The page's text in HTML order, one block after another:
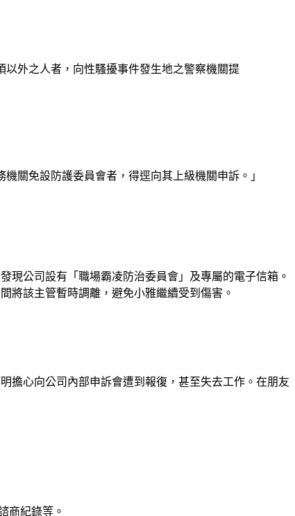
外之人者，向性騷擾事件發生地之警察機關提
關免設防護委員會者，得逕向其上級機關申訴。」
現公司設有「職場霸凌防治委員會」及專屬的電子信箱。
將該主管暫時調離，避免小雅繼續受到傷害。
擔心向公司內部申訴會遭到報復，甚至失去工作。在朋友
商紀錄等。